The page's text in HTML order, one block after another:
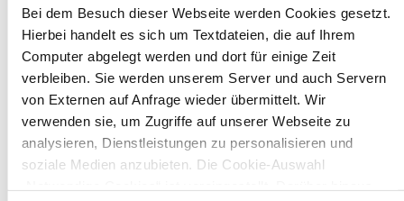
Bei dem Besuch dieser Webseite werden Cookies gesetzt.
Hierbei handelt es sich um Textdateien, die auf Ihrem
Computer abgelegt werden und dort für einige Zeit
verbleiben. Sie werden unserem Server und auch Servern
von Externen auf Anfrage wieder übermittelt. Wir
verwenden sie, um Zugriffe auf unserer Webseite zu
analysieren, Dienstleistungen zu personalisieren und
soziale Medien anzubieten. Die Cookie-Auswahl
Museen
In Recklinghausen gibt es verschiedene
Museen zu entdecken, darunter das